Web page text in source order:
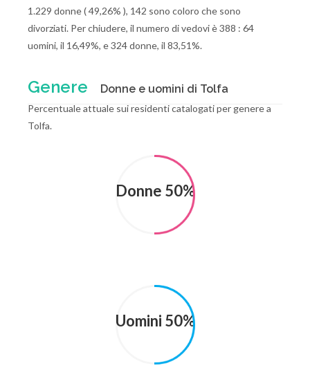
1.229 donne ( 49,26% ), 142 sono coloro che sono
divorziati. Per chiudere, il numero di vedovi è 388 : 64
uomini, il 16,49%, e 324 donne, il 83,51%.
Genere Donne e uomini di Tolfa
Percentuale attuale sui residenti catalogati per genere a
Tolfa.
Donne 50%
Uomini 50%